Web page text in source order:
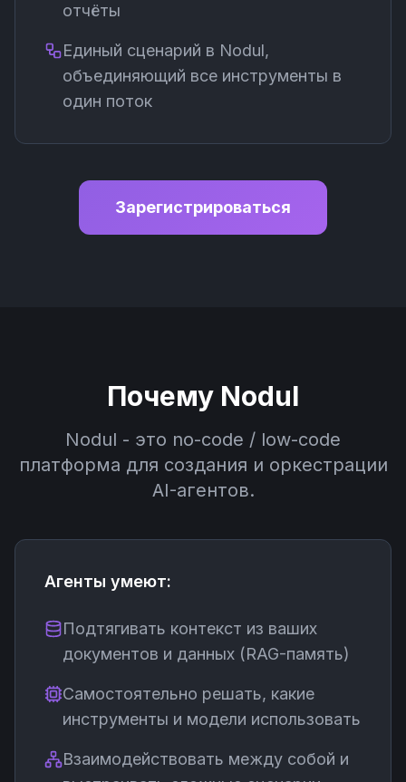
отчёты
Единый сценарий в Nodul,
объединяющий все инструменты в
один поток
Зарегистрироваться
Почему Nodul
Nodul - это no-code / low-code
платформа для создания и оркестрации
AI-агентов.
Агенты умеют:
Подтягивать контекст из ваших
документов и данных (RAG-память)
Самостоятельно решать, какие
инструменты и модели использовать
Взаимодействовать между собой и